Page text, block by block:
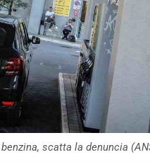
scatta la denuncia